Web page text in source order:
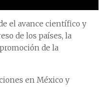
el avance científico y
de los países, la
de la
en México y